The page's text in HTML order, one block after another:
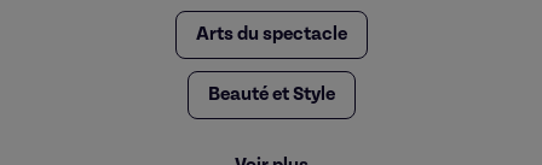
Arts du spectacle
Beauté et Style